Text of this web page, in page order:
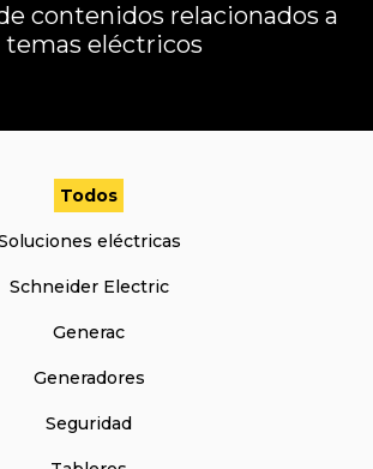
contenidos relacionados a
temas eléctricos
Todos
eléctricas
Schneider Electric
Generac
Generadores
Seguridad